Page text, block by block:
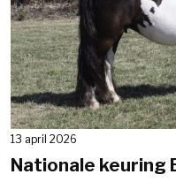
13 april 2026
Nationale keuring